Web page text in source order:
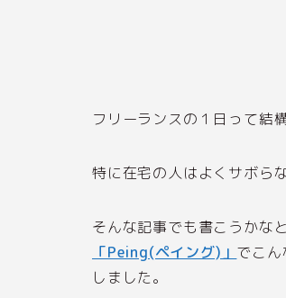
フリーランスの１日って結
特に在宅の人はよくサボら
そんな記事でも書こうかな
「Peing(ペイング)」 でこ
しました。